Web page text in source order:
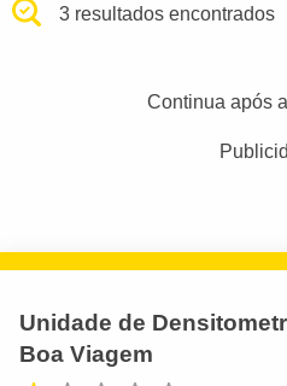
3 resultados encontrados
Continua após
Unidade de
Boa Viagem